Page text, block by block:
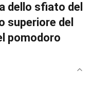
dello sfiato del
superiore del
pomodoro